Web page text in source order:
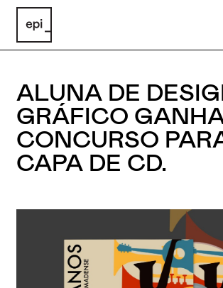
ALUNA DE
GRÁFICO
CONCURSO
CAPA DE CD.